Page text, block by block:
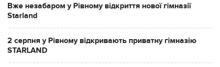
Вже незабаром у Рівному відкриття нової гімназії
Starland
2 серпня у Рівному відкривають приватну гімназію
STARLAND